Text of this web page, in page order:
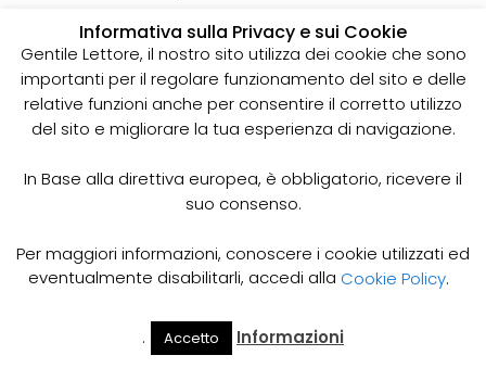
Spurgo pozzi neri: cos’è e
perché è importante
I pozzi neri sono delle strutture sotterranee utilizzate
per la raccolta delle acque reflue domestiche,
sistema di smaltimento delle acque fognarie. Lo
spurgo dei pozzi neri è un’operazione essenziale
e prevenire il rischio di allagamenti, cattivi odori e
infezioni.
Lo spurgo dei pozzi neri viene effettuato mediante
l’utilizzo di apposite pompe e attrezzature
Cerca Il Mio
Informativa sulla Privacy e sui Cookie
Gentile Lettore, il nostro sito utilizza dei cookie che sono
importanti per il regolare funzionamento del sito e delle
relative funzioni anche per consentire il corretto utilizzo
del sito e migliorare la tua esperienza di navigazione.
In Base alla direttiva europea, è obbligatorio, ricevere il
suo consenso.
Per maggiori informazioni, conoscere i cookie utilizzati ed
eventualmente disabilitarli, accedi alla Cookie Policy.
. Accetto Informazioni